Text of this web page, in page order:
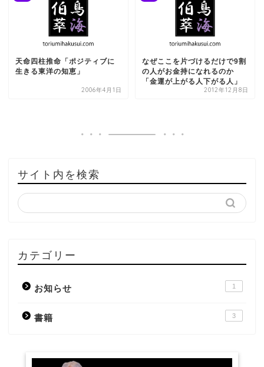
天命四柱推命「ポジティブに
生きる東洋の知恵」
2006年4月1日
なぜここを片づけるだけで9割
の人がお金持になれるのか
「金運が上がる人下がる人」
2012年12月8日
サイト内を検索
カテゴリー
お知らせ 1
書籍 3